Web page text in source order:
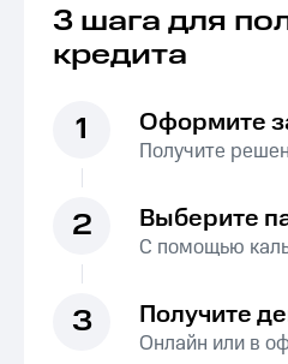
3 шага для
кредита
1
Оформите
Получите
2
Выберите
С помощью
3
Получите
Онлайн или в